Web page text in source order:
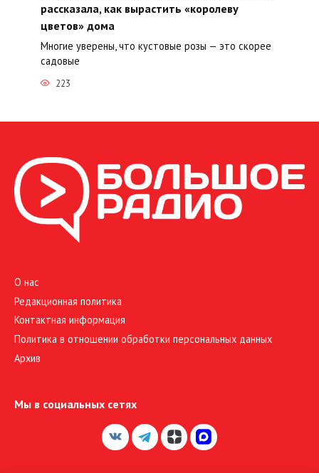
рассказала, как вырастить «королеву
цветов» дома
Многие уверены, что кустовые розы — это скорее
садовые
223
О нас
Редакционная политика
Контактная информация
Политика в отношении обработки персональных данных
Архив
Мы в социальных сетях